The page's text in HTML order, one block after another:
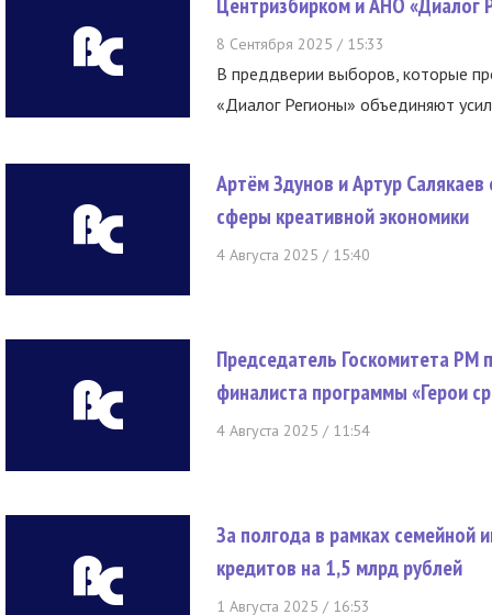
8 Сентября 2025 / 15:33
В преддверии выборов, которые
«Диалог Регионы» объединяют
Артём Здунов и Артур
сферы креативной экономики
4 Августа 2025 / 15:40
Председатель Госкомитета
финалиста программы «Герои
4 Августа 2025 / 11:54
За полгода в рамках семейной
кредитов на 1,5 млрд рублей
1 Августа 2025 / 16:53